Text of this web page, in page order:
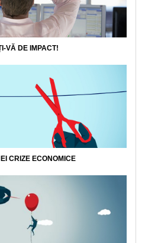
VĂ DE IMPACT!
CRIZE ECONOMICE